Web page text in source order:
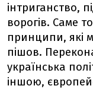
інтриганство,
ворогів. Саме
принципи, які
пішов.
українська
іншою,